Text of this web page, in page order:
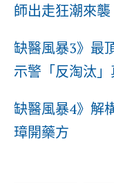
師出走狂潮來襲
缺醫風暴3》最
示警「反淘汰
缺醫風暴4》解
璋開藥方